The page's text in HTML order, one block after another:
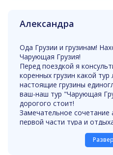
Обедали в грузинских
ломились просто от еды,
очень удобно. Отличный
сравнить. В прошлом году
автобусе
Александра
Ода Грузии и грузинам!
Чарующая Грузия!
Перед поездкой я
коренных грузин какой
настоящие грузины
ваш-наш тур "Чарующая
дорогого стоит!
Замечательное сочетание
первой части тура и
части! За эти пять дней,
как многогранна Грузия!
ярким местам и самым